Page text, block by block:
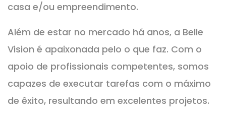
casa e/ou empreendimento.
Além de estar no mercado há anos, a Belle
Vision é apaixonada pelo o que faz. Com o
apoio de profissionais competentes, somos
capazes de executar tarefas com o máximo
de êxito, resultando em excelentes projetos.